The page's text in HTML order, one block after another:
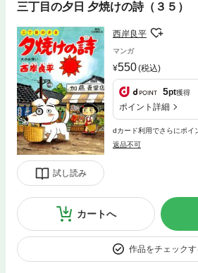
三丁目の夕日 夕焼けの詩（３５）
試し読み
西岸良平
マンガ
550(税込)
5pt獲得
ポイント詳細
dカード利用でさらにポイ
返品不可
カートへ
作品をチェックす